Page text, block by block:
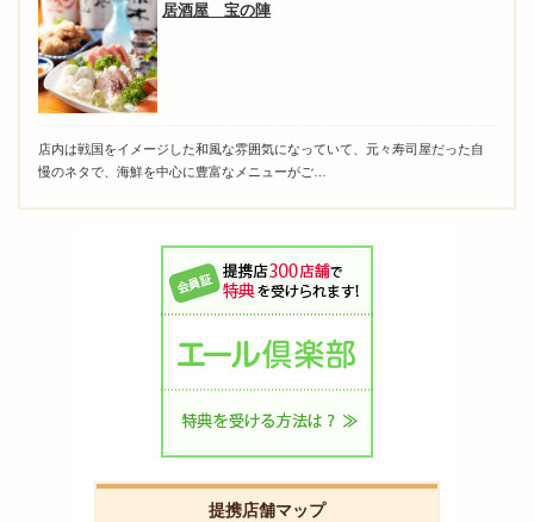
居酒屋 宝の陣
店内は戦国をイメージした和風な雰囲気になっていて、元々寿司屋だった自
慢のネタで、海鮮を中心に豊富なメニューがご…
提携店舗マップ